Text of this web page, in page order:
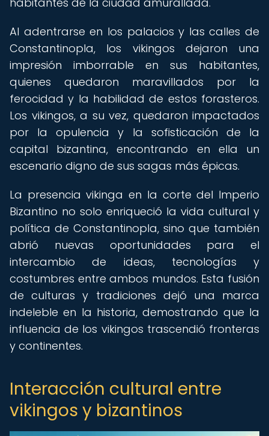
Al adentrarse en los palacios y las calles de
Constantinopla, los vikingos dejaron una
impresión imborrable en sus habitantes,
quienes quedaron maravillados por la
ferocidad y la habilidad de estos forasteros.
Los vikingos, a su vez, quedaron impactados
por la opulencia y la sofisticación de la
capital bizantina, encontrando en ella un
escenario digno de sus sagas más épicas.
La presencia vikinga en la corte del Imperio
Bizantino no solo enriqueció la vida cultural y
política de Constantinopla, sino que también
abrió nuevas oportunidades para el
intercambio de ideas, tecnologías y
costumbres entre ambos mundos. Esta fusión
de culturas y tradiciones dejó una marca
indeleble en la historia, demostrando que la
influencia de los vikingos trascendió fronteras
y continentes.
Interacción cultural entre
vikingos y bizantinos